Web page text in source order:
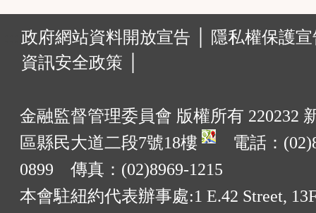
政府網站資料開放宣告 │
隱私權保護
資訊安全政策 │
金融監督管理委員會 版權所有 220232
區縣民大道二段7號18樓
電話：
0899 傳真：(02)8969-1215
本會駐紐約代表辦事處:1 E.42 Street,